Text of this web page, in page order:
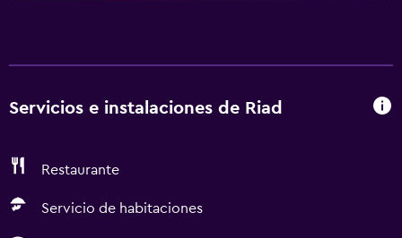
Servicios e instalaciones de Riad
Restaurante
Servicio de habitaciones